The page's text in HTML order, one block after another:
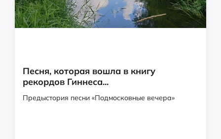
Песня, которая вошла в книгу
рекордов Гиннеса...
Предыстория песни «Подмосковные вечера»